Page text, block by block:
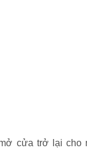
cửa trở lại cho